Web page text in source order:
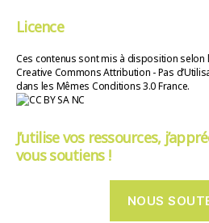
Licence
Ces contenus sont mis à disposition selon
Creative Commons Attribution - Pas
dans les Mêmes Conditions 3.0 France.
J’utilise vos ressources,
vous soutiens !
NOUS